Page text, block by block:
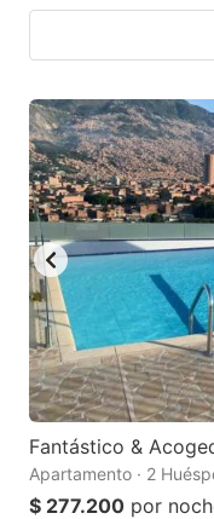
Fantástico &
Apartamento · 2
$ 277.200 por